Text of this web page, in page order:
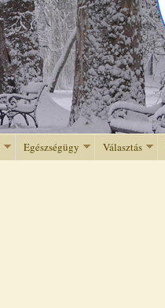
Egészségügy Választás